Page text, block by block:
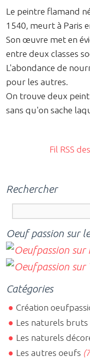
Le peintre flamand
1540, meurt à Paris
Son œuvre met en
entre deux classes
L'abondance de
pour les autres.
On trouve deux
sans qu'on sache
Fil RSS
Rechercher
Oeuf passion sur
Catégories
Création
Les naturels bruts
Les naturels
Les autres oeufs